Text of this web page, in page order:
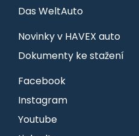
Das WeltAuto
Novinky v HAVEX auto
Dokumenty ke stažení
Facebook
Instagram
Youtube